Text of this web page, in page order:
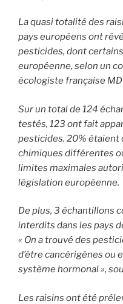
La quasi totalité des
pays européens ont
pesticides, dont
européenne, selon un
écologiste française
Sur un total de 124
testés, 123 ont fait
pesticides. 20% étaient
chimiques différentes
limites maximales
législation européenne.
De plus, 3 échantillons
interdits dans les pays
« On a trouvé des
d’être cancérigènes ou
système hormonal »,
Les raisins ont été